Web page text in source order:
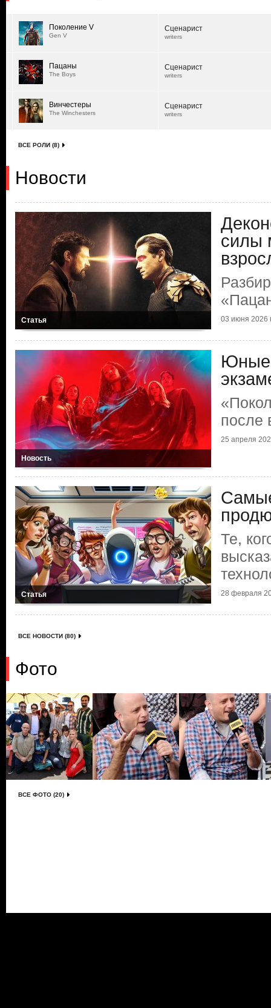
Поколение V
Gen V
Сценарист
writers
Пацаны
The Boys
Сценарист
writers
Винчестеры
The Winchesters
Сценарист
writers
ВСЕ РОЛИ (8)
Новости
Статья
силы
03 июня 2026
Новость
Юные
после
25 апреля
Статья
Те,
28 февраля
ВСЕ НОВОСТИ (80)
Фото
ВСЕ ФОТО (20)